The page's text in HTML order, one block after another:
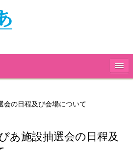
の日程及び会場について
あ施設抽選会の日程及